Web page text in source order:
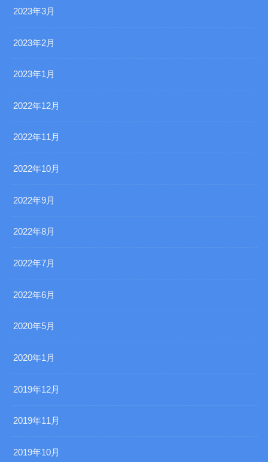
2023年3月
2023年2月
2023年1月
2022年12月
2022年11月
2022年10月
2022年9月
2022年8月
2022年7月
2022年6月
2020年5月
2020年1月
2019年12月
2019年11月
2019年10月